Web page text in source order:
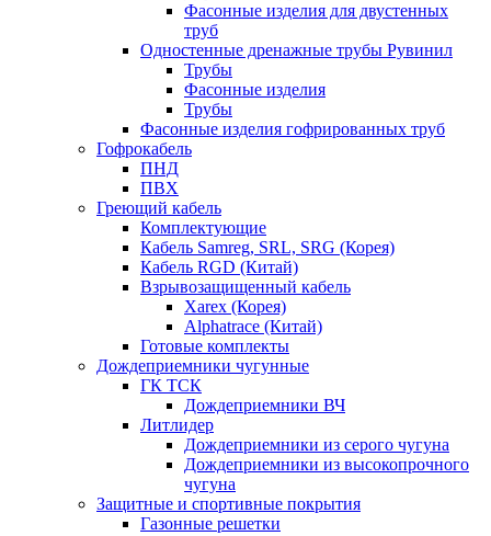
Фасонные изделия для двустенных
труб
Одностенные дренажные трубы Рувинил
Трубы
Фасонные изделия
Трубы
Фасонные изделия гофрированных труб
Гофрокабель
ПНД
ПВХ
Греющий кабель
Комплектующие
Кабель Samreg, SRL, SRG (Корея)
Кабель RGD (Китай)
Взрывозащищенный кабель
Xarex (Корея)
Alphatrace (Китай)
Готовые комплекты
Дождеприемники чугунные
ГК ТСК
Дождеприемники ВЧ
Литлидер
Дождеприемники из серого чугуна
Дождеприемники из высокопрочного
чугуна
Защитные и спортивные покрытия
Газонные решетки